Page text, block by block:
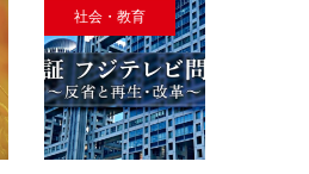
社会・教育